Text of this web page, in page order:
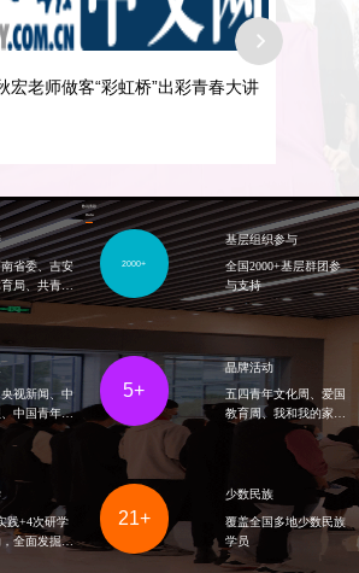
07-05
宏老师做客“彩虹桥”出彩青春大讲
数说青彩
Data
省委、吉安
局、共青团
、菏泽市扶贫
级党委、人
“彩虹桥”人
文件
2000+
基层组织参与
全国2000+基层群团参
与支持
视新闻、中
中国青年
报等中央和
后报道
5+
品牌活动
五四青年文化周、爱国
教育周、我和我的家征
文大赛、短视频大赛等
特色品牌活动
践+4次研学
全面发掘学
21+
少数民族
覆盖全国多地少数民族
学员